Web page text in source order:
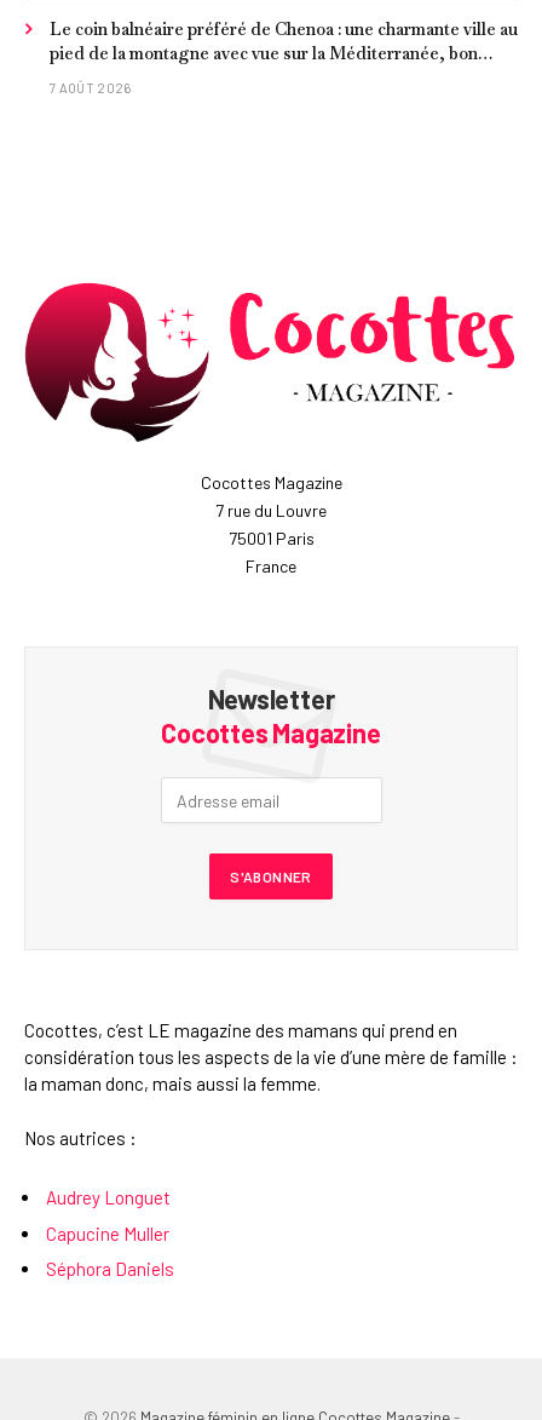
Le coin balnéaire préféré de Chenoa : une charmante ville au
pied de la montagne avec vue sur la Méditerranée, bon
poisson et criques isolées
7 AOÛT 2026
Cocottes Magazine
7 rue du Louvre
75001 Paris
France
Newsletter
Cocottes Magazine
Cocottes, c’est LE magazine des mamans qui prend en
considération tous les aspects de la vie d’une mère de famille :
la maman donc, mais aussi la femme.
Nos autrices :
Audrey Longuet
Capucine Muller
Séphora Daniels